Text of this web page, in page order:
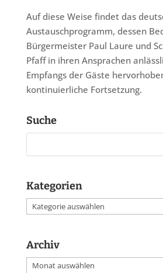
Auf diese Weise findet das
Austauschprogramm, dessen
Bürgermeister Paul Laure und
Pfaff in ihren Ansprachen
Empfangs der Gäste
kontinuierliche Fortsetzung.
Suche
Kategorien
Kategorien
Archiv
Archiv